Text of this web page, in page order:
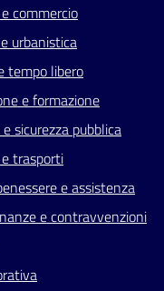
commercio
urbanistica
tempo libero
e formazione
sicurezza pubblica
trasporti
e assistenza
e contravvenzioni